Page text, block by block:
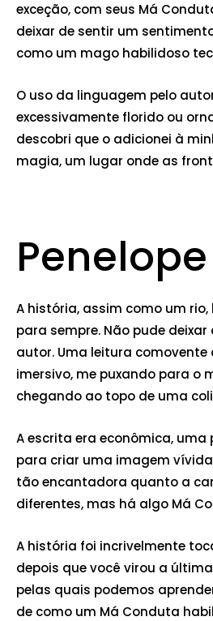
exceção, com seus Má
deixar de sentir um
como um mago habilidoso
O uso da linguagem pelo
excessivamente florido ou
descobri que o adicionei à
magia, um lugar onde as
A história, assim como um
para sempre. Não pude
autor. Uma leitura
imersivo, me puxando para o
chegando ao topo de uma
A escrita era econômica,
para criar uma imagem
tão encantadora quanto a
diferentes, mas há algo Má
A história foi incrivelmente
depois que você virou a
pelas quais podemos
de como um Má Conduta